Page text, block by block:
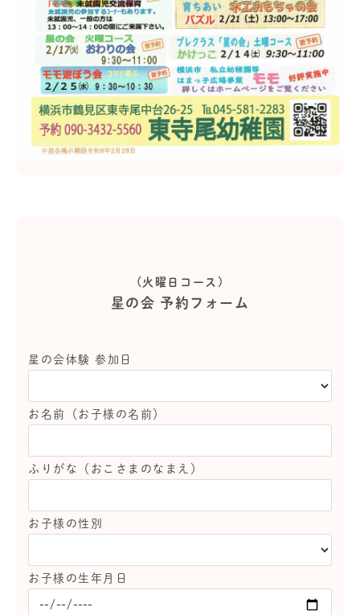
(火曜日コース)
星の会 予約フォーム
星の会体験 参加日
お名前（お子様の名前）
ふりがな（おこさまのなまえ）
お子様の性別
お子様の生年月日